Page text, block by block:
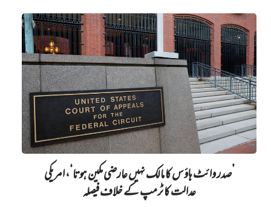
’صدر وائٹ ہاؤس کا مالک نہیں‌ عارضی مکین ہوتا‘، امریکی
عدالت کا ٹرمپ کے خلاف فیصلہ